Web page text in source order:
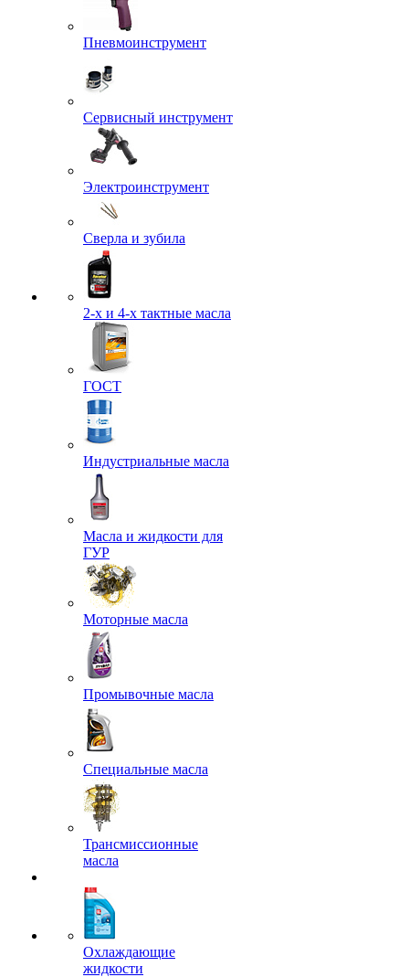
Пневмоинструмент
Сервисный инструмент
Электроинструмент
Сверла и зубила
2-х и 4-х тактные масла
ГОСТ
Индустриальные масла
Масла и жидкости для
ГУР
Моторные масла
Промывочные масла
Специальные масла
Трансмиссионные
масла
Охлаждающие
жидкости